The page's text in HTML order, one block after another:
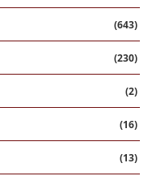
(643)
(230)
(2)
(16)
(13)